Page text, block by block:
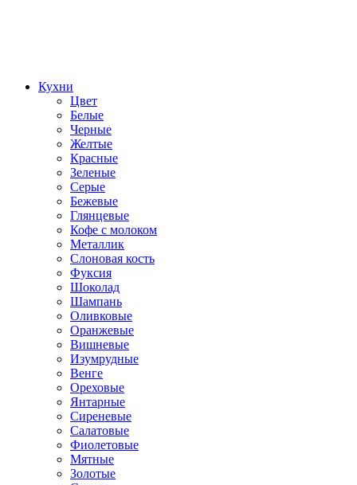
Кухни
Цвет
Белые
Черные
Желтые
Красные
Зеленые
Серые
Бежевые
Глянцевые
Кофе с молоком
Металлик
Слоновая кость
Фуксия
Шоколад
Шампань
Оливковые
Оранжевые
Вишневые
Изумрудные
Венге
Ореховые
Янтарные
Сиреневые
Салатовые
Фиолетовые
Мятные
Золотые